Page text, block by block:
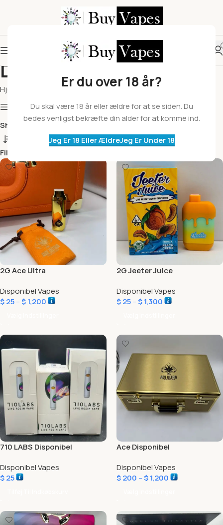
Er du over 18 år?
Du skal være 18 år eller ældre for at se siden. Du
bedes venligst bekræfte din alder for at komme ind.
Jeg Er 18 Eller ÆldreJeg Er Under 18
Disponibel Vapes
Hjem
Disponibel Vapes
Show column
Show
18
Filters
2G Ace Ultra
Disponibel Vapes
$25–$1,200
2G Jeeter Juice
Disponibel Vapes
$25–$1,300
710 LABS Disponibel
Disponibel Vapes
$25
Ace Disponibel
Disponibel Vapes
$200 –$1,200